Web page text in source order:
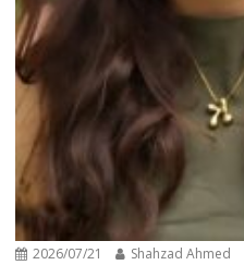
2026/07/21 Shahzad Ahmed